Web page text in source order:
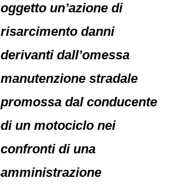
oggetto un’azione di
risarcimento danni
derivanti dall’omessa
manutenzione stradale
promossa dal conducente
di un motociclo nei
confronti di una
amministrazione